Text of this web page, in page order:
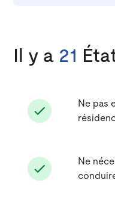
Il y a 21
Ne pas
Ne